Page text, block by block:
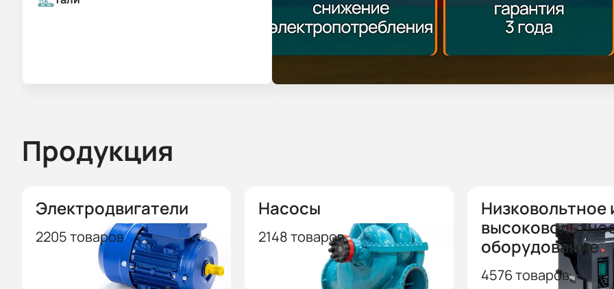
Продукция
Электродвигатели
2205 товаров
Насосы
2148 товаров
Низковольтное
оборудование
4576 товаров